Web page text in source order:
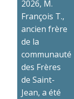
2026, M.
François T.,
ancien frère
de la
communauté
des Frères
de Saint-
Jean, a été